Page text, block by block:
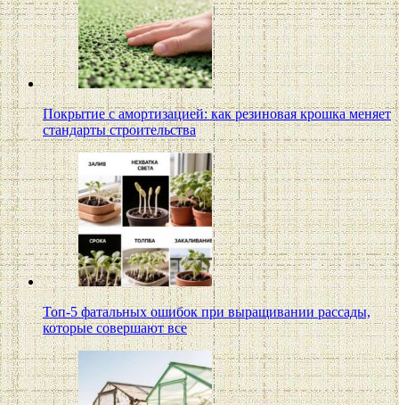
Покрытие с амортизацией: как резиновая крошка меняет
стандарты строительства
Топ-5 фатальных ошибок при выращивании рассады,
которые совершают все